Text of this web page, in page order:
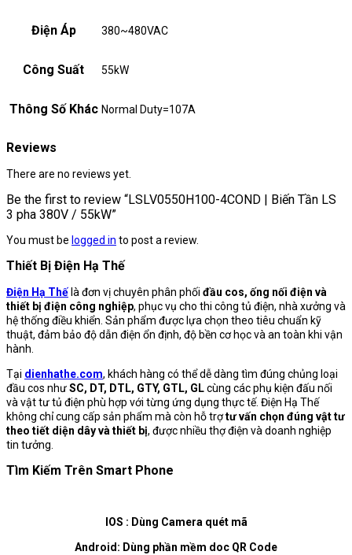
Điện Áp 380~480VAC
Công Suất 55kW
Thông Số Khác Normal Duty=107A
Reviews
There are no reviews yet.
Be the first to review “LSLV0550H100-4COND | Biến Tần LS
3 pha 380V / 55kW”
You must be logged in to post a review.
Thiết Bị Điện Hạ Thế
Điện Hạ Thế là đơn vị chuyên phân phối đầu cos, ống nối điện và
thiết bị điện công nghiệp, phục vụ cho thi công tủ điện, nhà xưởng và
hệ thống điều khiển. Sản phẩm được lựa chọn theo tiêu chuẩn kỹ
thuật, đảm bảo độ dẫn điện ổn định, độ bền cơ học và an toàn khi vận
hành.
Tại dienhathe.com, khách hàng có thể dễ dàng tìm đúng chủng loại
đầu cos nhưSC, DT, DTL, GTY, GTL, GLcùng các phụ kiện đấu nối
và vật tư tủ điện phù hợp với từng ứng dụng thực tế. Điện Hạ Thế
không chỉ cung cấp sản phẩm mà còn hỗ trợtư vấn chọn đúng vật tư
theo tiết diện dây và thiết bị, được nhiều thợ điện và doanh nghiệp
tin tưởng.
Tìm Kiếm Trên Smart Phone
IOS : Dùng Camera quét mã
Android: Dùng phần mềm doc QR Code